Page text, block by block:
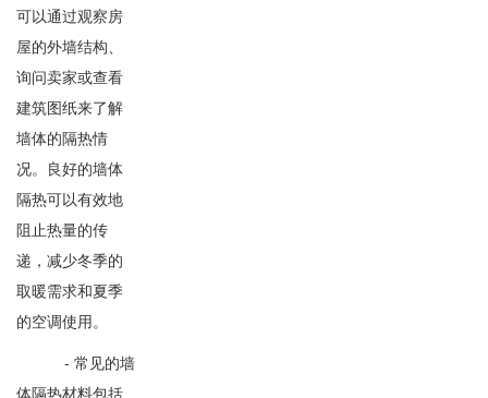
可以通过观察房
屋的外墙结构、
询问卖家或查看
建筑图纸来了解
墙体的隔热情
况。良好的墙体
隔热可以有效地
阻止热量的传
递，减少冬季的
取暖需求和夏季
的空调使用。
- 常见的墙
体隔热材料包括